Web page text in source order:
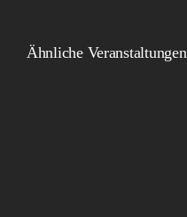
Ähnliche Veranstaltungen